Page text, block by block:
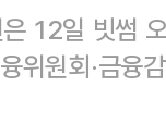
12일 빗썸
위원회·금융